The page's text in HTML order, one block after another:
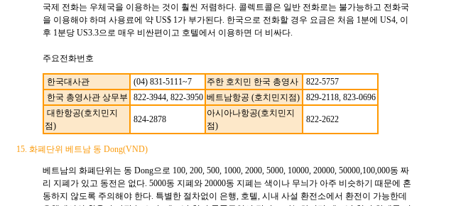
국제 전화는 우체국을 이용하는 것이 훨씬 저렴하다. 콜렉트콜은 일반 전화로는 불가능하고 전화국
을 이용해야 하며 사용료에 약 US$ 1가 부가된다. 한국으로 전화할 경우 요금은 처음 1분에 US4, 이
후 1분당 US3.3으로 매우 비싼편이고 호텔에서 이용하면 더 비싸다.
주요전화번호
한국대사관 (04) 831-5111~7 주한 호치민 한국 총영사
822-5757
한국 총영사관 상무부
822-3944, 822-3950 베트남항공 (호치민지점)
829-2118, 823-0696
대한항공(호치민지
점)
824-2878
아시아나항공(호치민지
점)
822-2622
15. 화폐단위 베트남 동 Dong(VND)
베트남의 화폐단위는 동 Dong으로 100, 200, 500, 1000, 2000, 5000, 10000, 20000, 50000,100,000동 짜
리 지폐가 있고 동전은 없다. 5000동 지폐와 20000동 지폐는 색이나 무늬가 아주 비슷하기 때문에 혼
동하지 않도록 주의해야 한다. 특별한 절차없이 은행, 호텔, 시내 사설 환전소에서 환전이 가능한데